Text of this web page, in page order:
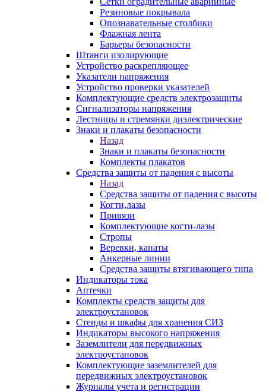
Резиновые покрывала
Опознавательные столбики
Флажная лента
Барьеры безопасности
Штанги изолирующие
Устройство раскрепляющее
Указатели напряжения
Устройство проверки указателей
Комплектующие средств электрозащиты
Сигнализаторы напряжения
Лестницы и стремянки диэлектрические
Знаки и плакаты безопасности
Назад
Знаки и плакаты безопасности
Комплекты плакатов
Средства защиты от падения с высоты
Назад
Средства защиты от падения с высоты
Когти,лазы
Привязи
Комплектующие когти-лазы
Стропы
Веревки, канаты
Анкерные линии
Средства защиты втягивающего типа
Индикаторы тока
Аптечки
Комплекты средств защиты для
электроустановок
Стенды и шкафы для хранения СИЗ
Индикаторы высокого напряжения
Заземлители для передвижных
электроустановок
Комплектующие заземлителей для
передвижных электроустановок
Журналы учета и регистрации